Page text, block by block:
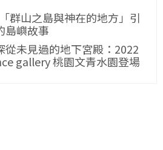
群山之島與神在的地方」引
島嶼故事
從未見過的地下宮殿：2022
gallery 桃園文青水園登場